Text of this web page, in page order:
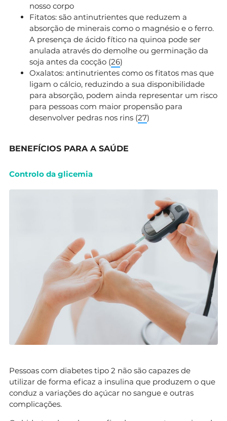
nosso corpo
Fitatos: são antinutrientes que reduzem a
absorção de minerais como o magnésio e o ferro.
A presença de ácido fítico na quinoa pode ser
anulada através do demolhe ou germinação da
soja antes da cocção (26)
Oxalatos: antinutrientes como os fitatos mas que
ligam o cálcio, reduzindo a sua disponibilidade
para absorção, podem ainda representar um risco
para pessoas com maior propensão para
desenvolver pedras nos rins (27)
BENEFÍCIOS PARA A SAÚDE
Controlo da glicemia
Pessoas com diabetes tipo 2 não são capazes de
utilizar de forma eficaz a insulina que produzem o que
conduz a variações do açúcar no sangue e outras
complicações.